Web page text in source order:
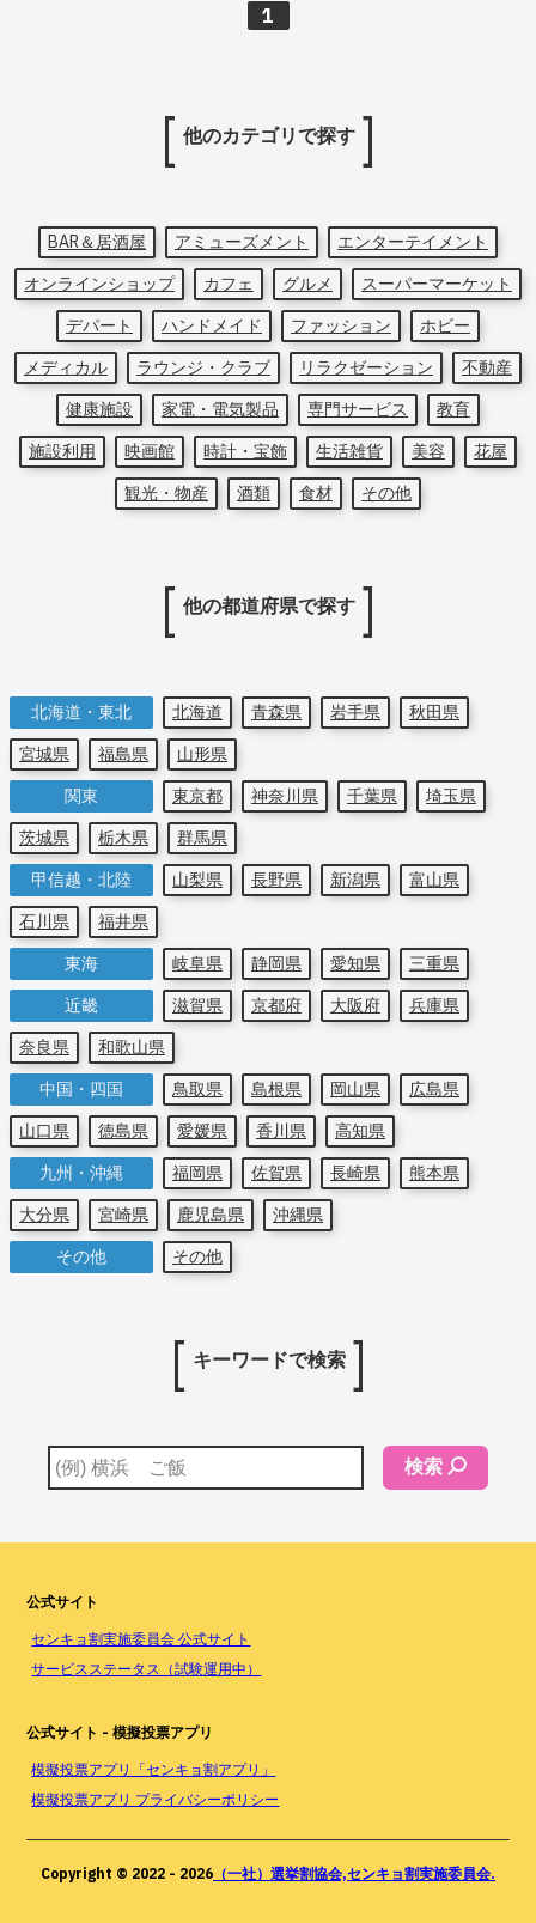
1
他のカテゴリで探す
BAR＆居酒屋 アミューズメント
エンターテイメント
オンラインショップ
カフェ グルメ
スーパーマーケット
デパート
ハンドメイド ファッション
ホビー
メディカル
ラウンジ・クラブ リラクゼーション
不動産
健康施設
家電・電気製品 専門サービス
教育
施設利用
映画館 時計・宝飾 生活雑貨 美容
花屋
観光・物産
酒類 食材 その他
他の都道府県で探す
北海道・東北 北海道 青森県 岩手県
秋田県
宮城県
福島県
山形県
関東
東京都 神奈川県 千葉県
埼玉県
茨城県
栃木県
群馬県
甲信越・北陸
山梨県 長野県 新潟県
富山県
石川県
福井県
東海
岐阜県 静岡県 愛知県
三重県
近畿
滋賀県 京都府 大阪府
兵庫県
奈良県
和歌山県
中国・四国
鳥取県 島根県 岡山県
広島県
山口県
徳島県 愛媛県 香川県
高知県
九州・沖縄
福岡県 佐賀県 長崎県
熊本県
大分県
宮崎県 鹿児島県
沖縄県
その他
その他
キーワードで検索
検索
公式サイト
センキョ割実施委員会 公式サイト
サービスステータス（試験運用中）
公式サイト - 模擬投票アプリ
模擬投票アプリ「センキョ割アプリ」
模擬投票アプリ プライバシーポリシー
Copyright © 2022 - 2026 （一社）選挙割協会,センキョ割実施委員会.